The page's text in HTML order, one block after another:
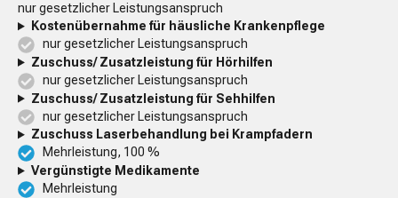
nur gesetzlicher Leistungsanspruch
Kostenübernahme für häusliche Krankenpflege
nur gesetzlicher Leistungsanspruch
Zuschuss/ Zusatzleistung für Hörhilfen
nur gesetzlicher Leistungsanspruch
Zuschuss/ Zusatzleistung für Sehhilfen
nur gesetzlicher Leistungsanspruch
Zuschuss Laserbehandlung bei Krampfadern
Mehrleistung, 100 %
Vergünstigte Medikamente
Mehrleistung